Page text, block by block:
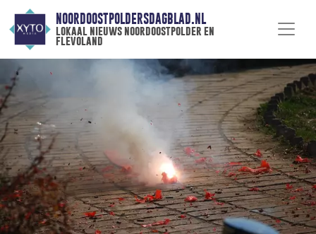
NOORDOOSTPOLDERSDAGBLAD.NL
lokaal nieuws noordoostpolder en
flevoland